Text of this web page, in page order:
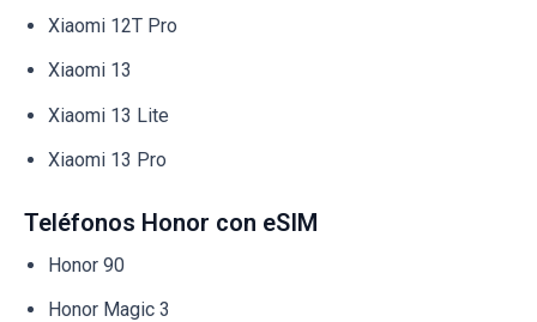
Xiaomi 12T Pro
Xiaomi 13
Xiaomi 13 Lite
Xiaomi 13 Pro
Teléfonos Honor con eSIM
Honor 90
Honor Magic 3